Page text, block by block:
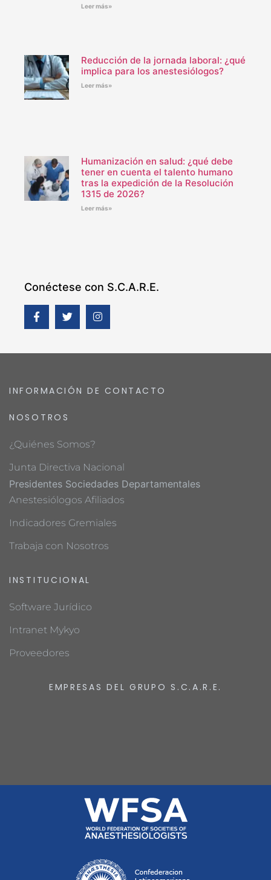
Leer más»
Reducción de la jornada laboral: ¿qué
implica para los anestesiólogos?
Leer más»
Humanización en salud: ¿qué debe
tener en cuenta el talento humano
tras la expedición de la Resolución
1315 de 2026?
Leer más»
Conéctese con S.C.A.R.E.
INFORMACIÓN DE CONTACTO
NOSOTROS
¿Quiénes Somos?
Junta Directiva Nacional
Presidentes Sociedades Departamentales
Anestesiólogos Afiliados
Indicadores Gremiales
Trabaja con Nosotros
INSTITUCIONAL
Software Jurídico
Intranet Mykyo
Proveedores
EMPRESAS DEL GRUPO S.C.A.R.E.